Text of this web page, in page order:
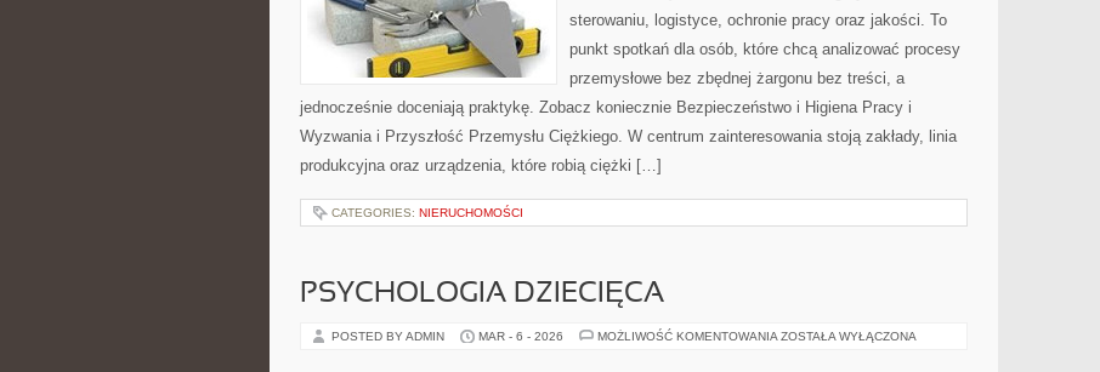
sterowaniu, logistyce, ochronie pracy oraz jakości. To
punkt spotkań dla osób, które chcą analizować procesy
przemysłowe bez zbędnej żargonu bez treści, a
jednocześnie doceniają praktykę. Zobacz koniecznie Bezpieczeństwo i Higiena Pracy i
Wyzwania i Przyszłość Przemysłu Ciężkiego. W centrum zainteresowania stoją zakłady, linia
produkcyjna oraz urządzenia, które robią ciężki […]
CATEGORIES: NIERUCHOMOŚCI
PSYCHOLOGIA DZIECIĘCA
POSTED BY ADMIN MAR - 6 - 2026 MOŻLIWOŚĆ KOMENTOWANIA PSYCHOLOGIA
ZOSTAŁA WYŁĄCZONA